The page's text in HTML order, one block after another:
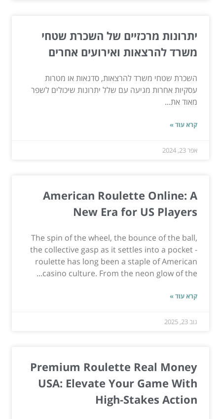
יתרונות מרכזיים של השכרת שטחי
משרד להרצאות ואירועים אחרים
השכרת שטחי משרד להרצאות, סדנאות או מטרות
עסקיות אחרות מגיעה עם שלל יתרונות שיכולים לשפר
מאוד את...
קרא עוד »
אפר 23, 2024
American Roulette Online: A
New Era for US Players
The spin of the wheel, the bounce of the ball,
the collective gasp as it settles into a pocket -
roulette has long been a staple of American
casino culture. From the neon glow of the...
קרא עוד »
נוב 23, 2025
Premium Roulette Real Money
USA: Elevate Your Game With
High-Stakes Action